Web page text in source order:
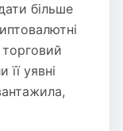
більше
уявні